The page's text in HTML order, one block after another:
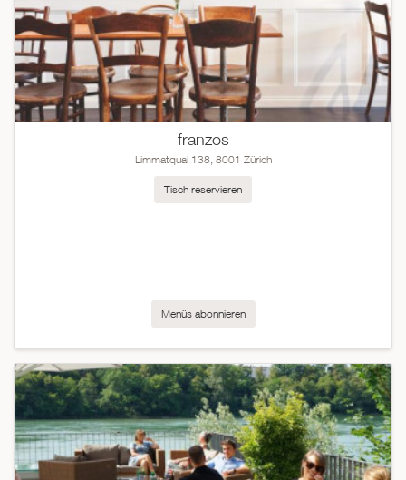
franzos
Limmatquai 138, 8001 Zürich
Menüs abonnieren
Tisch reservieren